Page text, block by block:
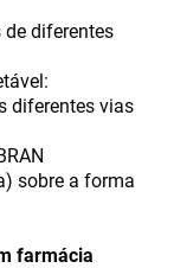
diferentes
diferentes vias
sobre a forma
farmácia